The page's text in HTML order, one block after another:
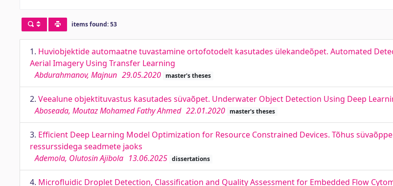
items found: 53
1. Huviobjektide automaatne tuvastamine ortofotodelt kasutades ülekandeõpet. Automated
Aerial Imagery Using Transfer Learning
Abdurahmanov, Majnun 29.05.2020 master's theses
2. Veealune objektituvastus kasutades süvaõpet. Underwater Object Detection Using Deep
Aboseada, Moutaz Mohamed Fathy Ahmed 22.01.2020 master's theses
3. Efficient Deep Learning Model Optimization for Resource Constrained Devices. Tõhus
ressurssidega seadmete jaoks
Ademola, Olutosin Ajibola 13.06.2025 dissertations
4. Microﬂuidic Droplet Detection, Classiﬁcation and Quality Assessment for Embedded Flow